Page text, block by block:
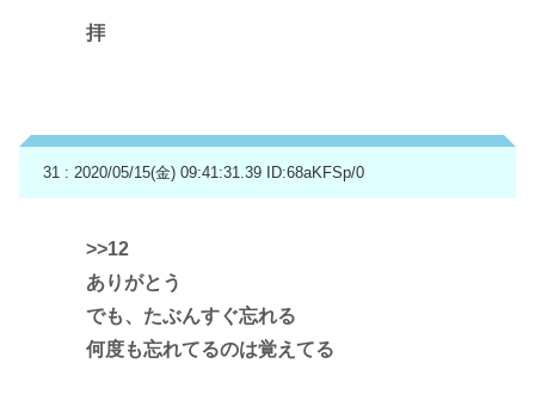
拝
31 : 2020/05/15(金) 09:41:31.39 ID:68aKFSp/0
>>12
ありがとう
でも、たぶんすぐ忘れる
何度も忘れてるのは覚えてる